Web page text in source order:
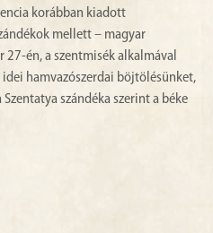
korábban kiadott
mellett – magyar
27-én, a szentmisék alkalmával
hamvazószerdai böjtölésünket,
szándéka szerint a béke